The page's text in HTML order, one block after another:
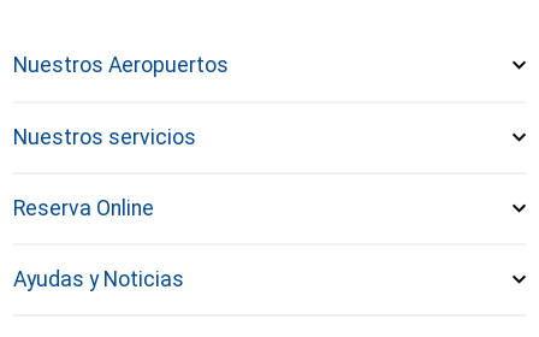
Nuestros Aeropuertos
Nuestros servicios
Reserva Online
Ayudas y Noticias